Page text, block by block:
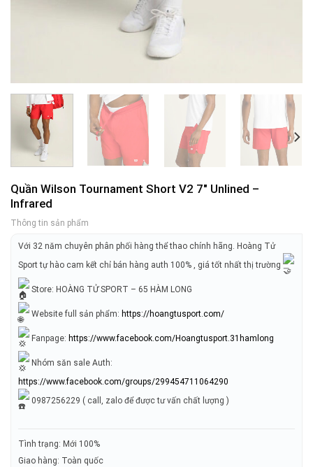
Quần Wilson Tournament Short V2 7″ Unlined –
Infrared
Thông tin sản phẩm
Với 32 năm chuyên phân phối hàng thể thao chính hãng. Hoàng Tử
Sport tự hào cam kết chỉ bán hàng auth 100% , giá tốt nhất thị trường
Store: HOÀNG TỬ SPORT – 65 HÀM LONG
Website full sản phẩm: https://hoangtusport.com/
Fanpage: https://www.facebook.com/Hoangtusport.31hamlong
Nhóm săn sale Auth:
https://www.facebook.com/groups/299454711064290
0987256229 ( call, zalo để được tư vấn chất lượng )
Tình trạng: Mới 100%
Giao hàng: Toàn quốc